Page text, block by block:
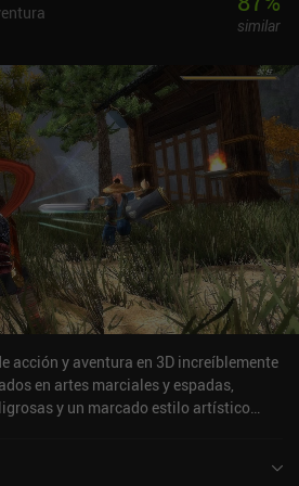
similar
acción y aventura en 3D increíblemente
en artes marciales y espadas,
y un marcado estilo artístico
principal consiste en derrotar a los